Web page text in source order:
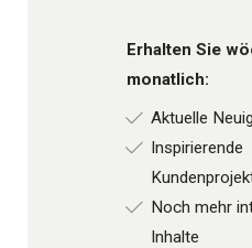
Erhalten Sie
monatlich:
Aktuelle
Inspirierende
Noch mehr
Inhalte